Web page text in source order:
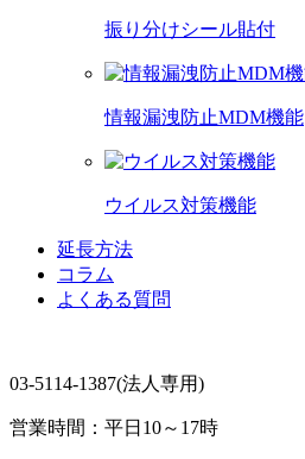
振り分けシール貼付
情報漏洩防止MDM機能
ウイルス対策機能
延長方法
コラム
よくある質問
03-5114-1387(法人専用)
営業時間：平日10～17時